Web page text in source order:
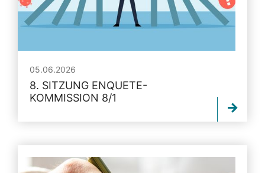
05.06.2026
8. SITZUNG ENQUETE-
KOMMISSION 8/1